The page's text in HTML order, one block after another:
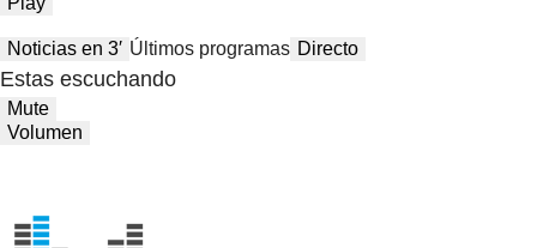
Noticias en 3′ Últimos programas Directo
Estas escuchando
Mute
Volumen